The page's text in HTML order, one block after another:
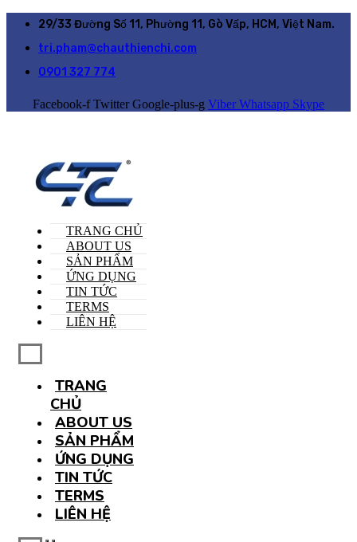
29/33 Đường Số 11, Phường 11, Gò Vấp, HCM, Việt Nam.
tri.pham@chauthienchi.com
0901 327 774
Facebook-f Twitter Google-plus-g Viber Whatsapp Skype
TRANG CHỦ
ABOUT US
SẢN PHẨM
ỨNG DỤNG
TIN TỨC
TERMS
LIÊN HỆ
TRANG
CHỦ
ABOUT US
SẢN PHẨM
ỨNG DỤNG
TIN TỨC
TERMS
LIÊN HỆ